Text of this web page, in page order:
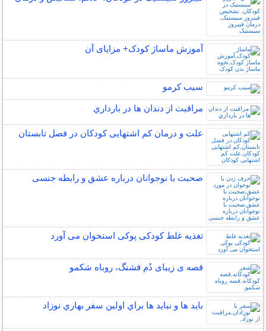
آموزش ماساژ کودک+ مزایای آن
سیب کرمو
مراقبت از دندان‌ ها در بارداري
علت و درمان کم اشتهایی کودکان در فصل تابستان
صحبت با نوجوانان درباره عشق و رابطه جنسی
تغذیه غلط کودکی پوکی استخوان می آورد
قصه ی زیبای دُم قشنگ، روباه شکمو
بايد ها و نبايد ها براي اولين سفر بهاري نوزاد